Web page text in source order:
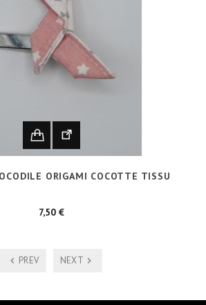
ORIGAMI COCOTTE TISSU
7,50 €Prix
PREV NEXT